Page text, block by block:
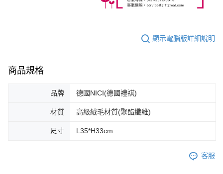
顯示電腦版詳細說明
商品規格
品牌 德國NICI(德國禮祺)
材質 高級絨毛材質(聚酯纖維)
尺寸 L35*H33cm
客服